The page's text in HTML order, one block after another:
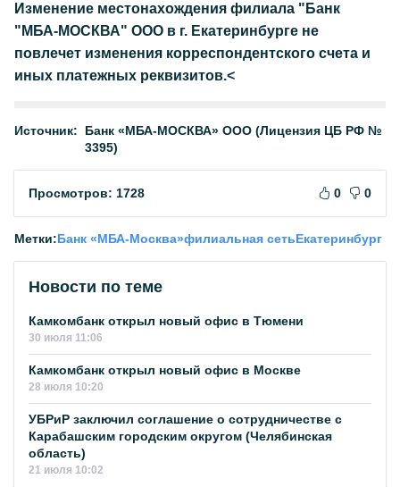
Изменение местонахождения филиала "Банк
"МБА-МОСКВА" ООО в г. Екатеринбурге не
повлечет изменения корреспондентского счета и
иных платежных реквизитов.<
Источник:
Банк «МБА-МОСКВА» ООО (Лицензия ЦБ РФ №
3395)
Просмотров: 1728 0 0
Метки:Банк «МБА-Москва»филиальная сетьЕкатеринбург
Новости по теме
Камкомбанк открыл новый офис в Тюмени
30 июля 11:06
Камкомбанк открыл новый офис в Москве
28 июля 10:20
УБРиР заключил соглашение о сотрудничестве с
Карабашским городским округом (Челябинская
область)
21 июля 10:02